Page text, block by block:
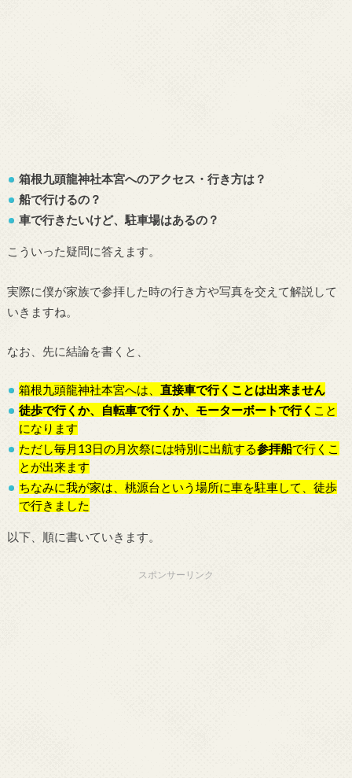
箱根九頭龍神社本宮へのアクセス・行き方は？
船で行けるの？
車で行きたいけど、駐車場はあるの？
こういった疑問に答えます。
実際に僕が家族で参拝した時の行き方や写真を交えて解説して
いきますね。
なお、先に結論を書くと、
箱根九頭龍神社本宮へは、直接車で行くことは出来ません
徒歩で行くか、自転車で行くか、モーターボートで行く こと
になります
ただし毎月13日の月次祭には特別に出航する参拝船で行くこ
とが出来ます
ちなみに我が家は、桃源台という場所に車を駐車して、徒歩
で行きました
以下、順に書いていきます。
スポンサーリンク